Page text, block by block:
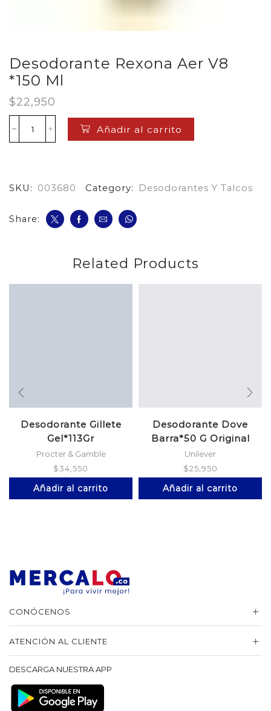
Desodorante Rexona Aer V8
*150 Ml
$22,950
Desodorante
Rexona
Ml
Añadir al carrito
SKU: 003680 Category: Desodorantes Y Talcos
Share:
Related Products
Desodorante Gillete
Gel*113Gr
Procter & Gamble
$34,550
Añadir al carrito
Desodorante Dove
Barra*50 G Original
Unilever
$25,950
Añadir al carrito
CONÓCENOS
ATENCIÓN AL CLIENTE
DESCARGA NUESTRA APP